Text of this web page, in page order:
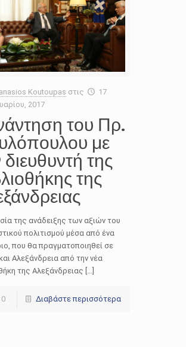
Koutoupas στις
17
2017
του Πρ.
με
διευθυντή της
της
της ανάδειξης των αξιών του
πολιτισμού μέσα από ένα
που θα πραγματοποιηθεί σε
Αλεξάνδρεια από την νέα
της Αλεξάνδρειας […]
0 Διαβάστε περισσότερα